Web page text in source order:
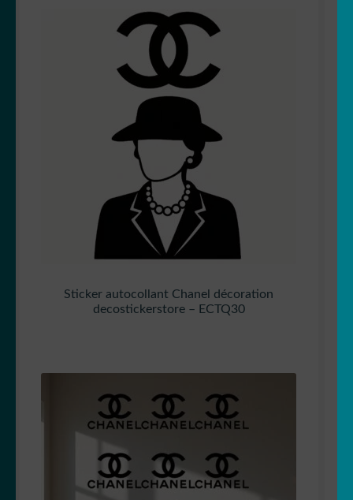
Sticker autocollant Chanel décoration
decostickerstore – ECTQ30